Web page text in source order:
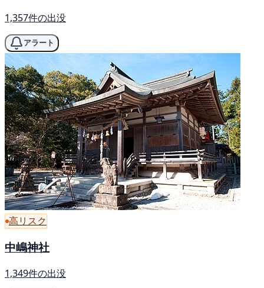
1,357件の出没
アラート
高リスク
中嶋神社
1,349件の出没